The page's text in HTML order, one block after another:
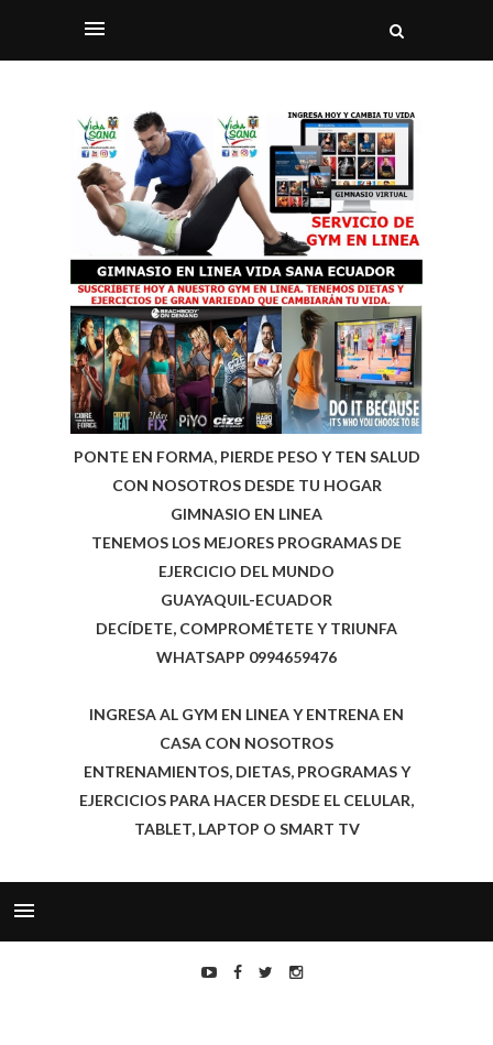
PONTE EN FORMA, PIERDE PESO Y TEN SALUD
CON NOSOTROS DESDE TU HOGAR
GIMNASIO EN LINEA
TENEMOS LOS MEJORES PROGRAMAS DE
EJERCICIO DEL MUNDO
GUAYAQUIL-ECUADOR
DECÍDETE, COMPROMÉTETE Y TRIUNFA
WHATSAPP 0994659476
INGRESA AL GYM EN LINEA Y ENTRENA EN
CASA CON NOSOTROS
ENTRENAMIENTOS, DIETAS, PROGRAMAS Y
EJERCICIOS PARA HACER DESDE EL CELULAR,
TABLET, LAPTOP O SMART TV